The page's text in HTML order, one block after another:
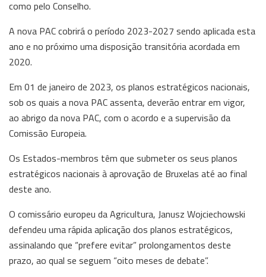
como pelo Conselho.
A nova PAC cobrirá o período 2023-2027 sendo aplicada esta
ano e no próximo uma disposição transitória acordada em
2020.
Em 01 de janeiro de 2023, os planos estratégicos nacionais,
sob os quais a nova PAC assenta, deverão entrar em vigor,
ao abrigo da nova PAC, com o acordo e a supervisão da
Comissão Europeia.
Os Estados-membros têm que submeter os seus planos
estratégicos nacionais à aprovação de Bruxelas até ao final
deste ano.
O comissário europeu da Agricultura, Janusz Wojciechowski
defendeu uma rápida aplicação dos planos estratégicos,
assinalando que “prefere evitar” prolongamentos deste
prazo, ao qual se seguem “oito meses de debate”.